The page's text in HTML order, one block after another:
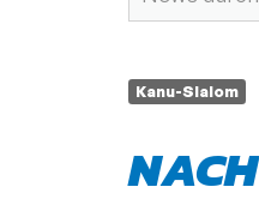
Kanu-Slalom